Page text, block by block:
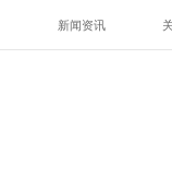
新闻资讯